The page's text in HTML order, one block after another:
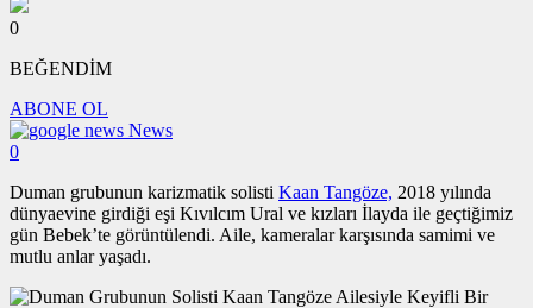
0
BEĞENDİM
ABONE OL
News
0
Duman grubunun karizmatik solisti Kaan Tangöze, 2018 yılında
dünyaevine girdiği eşi Kıvılcım Ural ve kızları İlayda ile geçtiğimiz
gün Bebek’te görüntülendi. Aile, kameralar karşısında samimi ve
mutlu anlar yaşadı.